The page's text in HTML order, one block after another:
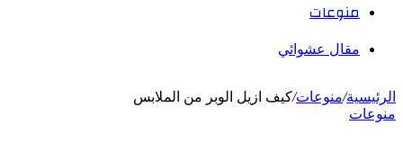
منوعات
مقال عشوائي
الرئيسية/منوعات/كيف ازيل الوبر من الملابس
منوعات